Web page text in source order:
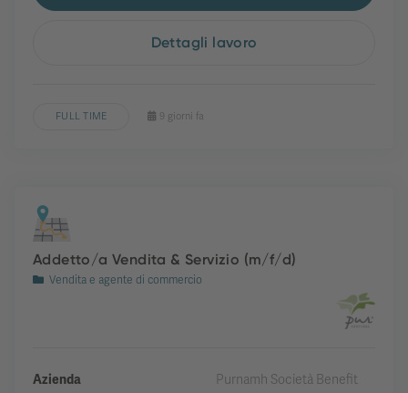
Dettagli lavoro
FULL TIME 9 giorni fa
Addetto/a Vendita & Servizio (m/f/d)
Vendita e agente di commercio
Azienda
Purnamh Società Benefit